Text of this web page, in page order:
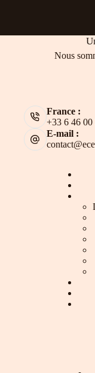
Nous
France :
+33 6 46 00
E-mail :